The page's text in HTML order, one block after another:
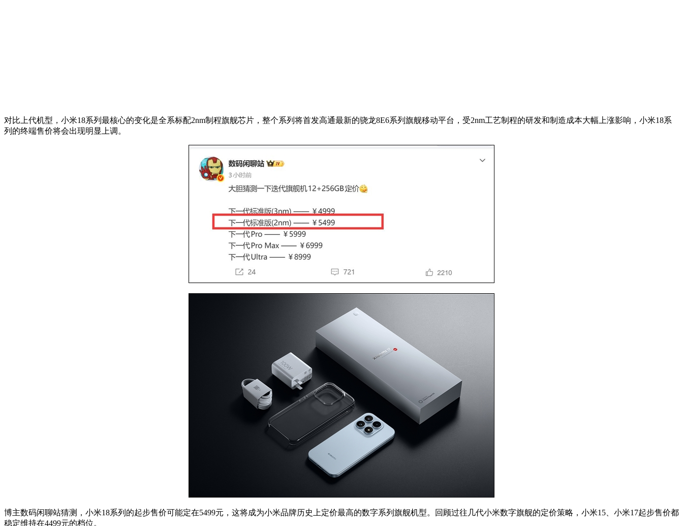
对比上代机型，小米18系列最核心的变化是全系标配2nm制程旗舰芯片，整个系列将首发高通最新的骁龙8E6系列旗舰移动平台，受2nm工艺制程的研发和制造成本大幅上涨影响，小米18系
列的终端售价将会出现明显上调。
博主数码闲聊站猜测，小米18系列的起步售价可能定在5499元，这将成为小米品牌历史上定价最高的数字系列旗舰机型。回顾过往几代小米数字旗舰的定价策略，小米15、小米17起步售价都
稳定维持在4499元的档位。